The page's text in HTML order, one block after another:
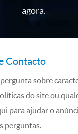
agora.
Contacto
sobre
do site ou
para ajudar o
perguntas.